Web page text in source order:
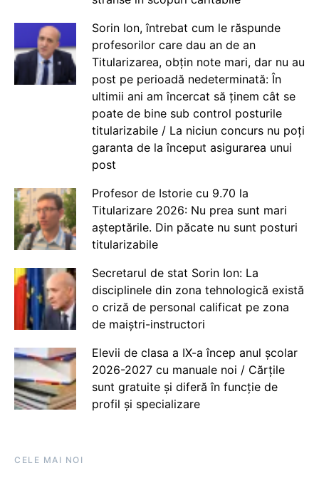
Sorin Ion, întrebat cum le răspunde
profesorilor care dau an de an
Titularizarea, obțin note mari, dar nu au
post pe perioadă nedeterminată: În
ultimii ani am încercat să ținem cât se
poate de bine sub control posturile
titularizabile / La niciun concurs nu poți
garanta de la început asigurarea unui
post
Profesor de Istorie cu 9.70 la
Titularizare 2026: Nu prea sunt mari
așteptările. Din păcate nu sunt posturi
titularizabile
Secretarul de stat Sorin Ion: La
disciplinele din zona tehnologică există
o criză de personal calificat pe zona
de maiștri-instructori
Elevii de clasa a IX-a încep anul școlar
2026-2027 cu manuale noi / Cărțile
sunt gratuite și diferă în funcție de
profil și specializare
CELE MAI NOI